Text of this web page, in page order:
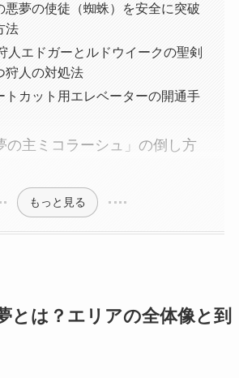
悪夢の使徒（蜘蛛）を安全に突破
法
人エドガーとルドウイークの聖剣
狩人の対処法
トカット用エレベーターの開通手
の主ミコラーシュ」の倒し方
もっと見る
とは？エリアの全体像と到